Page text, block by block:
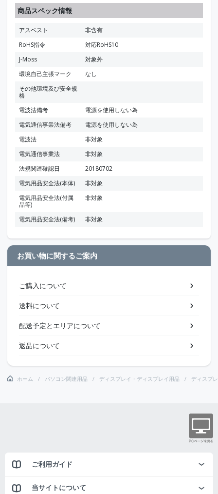
商品スペック情報
アスベスト
非含有
RoHS指令
対応RoHS10
J-Moss
対象外
環境自己主張マーク
なし
その他環境及び安全規
格
電波法備考
電源を使用しない為
電気通信事業法備考
電源を使用しない為
電波法
非対象
電気通信事業法
非対象
法規関連確認日
20180702
電気用品安全法(本体)
非対象
電気用品安全法(付属
品等)
非対象
電気用品安全法(備考) 非対象
お買い物に関するご案内
ご購入について
送料について
配送予定とエリアについて
返品について
ホーム パソコン関連用品 ディスプレイ・ディスプレイ用品 ディスプ
ご利用ガイド
当サイトについて